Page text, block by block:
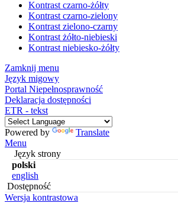
Kontrast czarno-żółty
Kontrast czarno-zielony
Kontrast zielono-czarny
Kontrast żółto-niebieski
Kontrast niebiesko-żółty
Zamknij menu
Język migowy
Portal Niepełnosprawność
Deklaracja dostępności
ETR - tekst
Powered by
Translate
Menu
Język strony
polski
english
Dostępność
Wersja kontrastowa